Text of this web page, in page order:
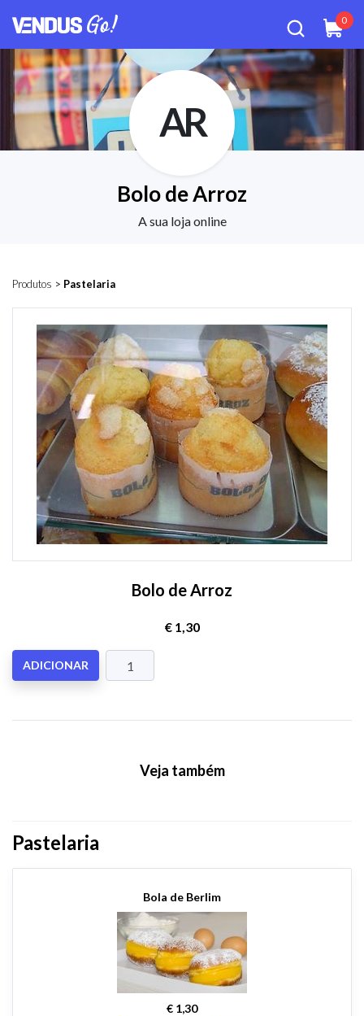
0
AR
Bolo de Arroz
A sua loja online
Produtos > Pastelaria
Bolo de Arroz
€ 1,30
ADICIONAR
Veja também
Pastelaria
Bola de Berlim
€ 1,30